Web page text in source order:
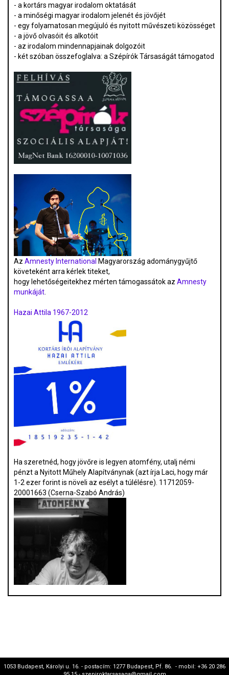
- a kortárs magyar irodalom oktatását
- a minőségi magyar irodalom jelenét és jövőjét
- egy folyamatosan megújuló és nyitott művészeti közösséget
- a jövő olvasóit és alkotóit
- az irodalom mindennapjainak dolgozóit
- két szóban összefoglalva: a Szépírók Társaságát támogatod
Az Amnesty International Magyarország adománygyűjtő
követeként arra kérlek titeket,
hogy lehetőségeitekhez mérten támogassátok az Amnesty
munkáját.
Hazai Attila 1967-2012
Ha szeretnéd, hogy jövőre is legyen atomfény, utalj némi
pénzt a Nyitott Műhely Alapítványnak (azt írja Laci, hogy már
1-2 ezer forint is növeli az esélyt a túlélésre). 11712059-
20001663 (Cserna-Szabó András)
1053 Budapest, Károlyi u. 16. - postacím: 1277 Budapest, Pf. 86. - mobil: +36 20 286